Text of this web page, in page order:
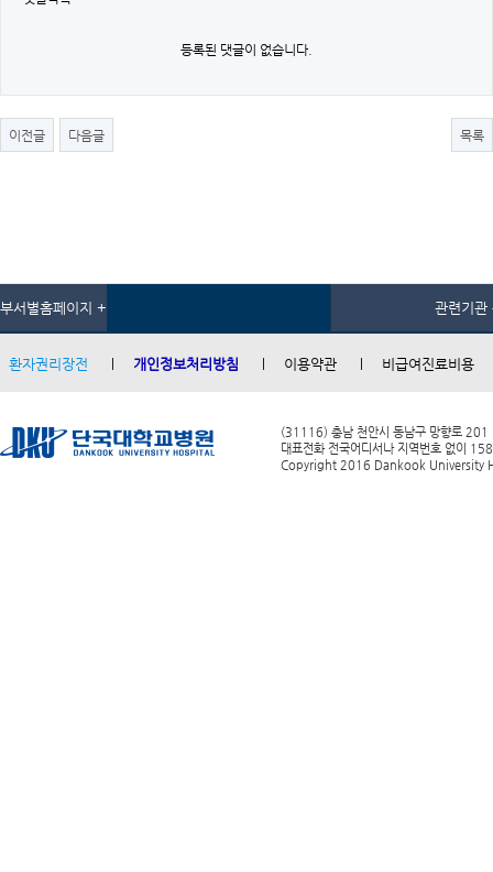
등록된 댓글이 없습니다.
이전글 다음글 목록
부서별홈페이지 + 관련기관
환자권리장전 개인정보처리방침 이용약관 비급여진료비용
(31116) 충남 천안시 동남구 망향로 201
대표전화 전국어디서나 지역번호 없이
Copyright 2016 Dankook University